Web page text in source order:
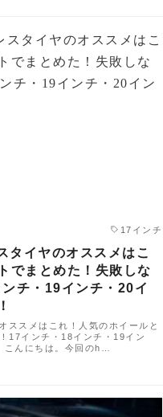
17インチ
タイヤのオススメはこ
でまとめた！失敗しな
チ・19インチ・20イ
ススメはこれ！人気のホイールと
17インチ・18インチ・19イン
こんにちは。今回のh…